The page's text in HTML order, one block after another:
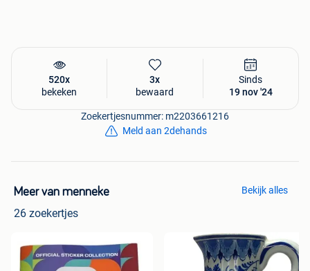
520x
bekeken
3x
bewaard
Sinds
19 nov '24
Zoekertjesnummer: m2203661216
Meld aan 2dehands
Meer van menneke
26 zoekertjes
Bekijk alles